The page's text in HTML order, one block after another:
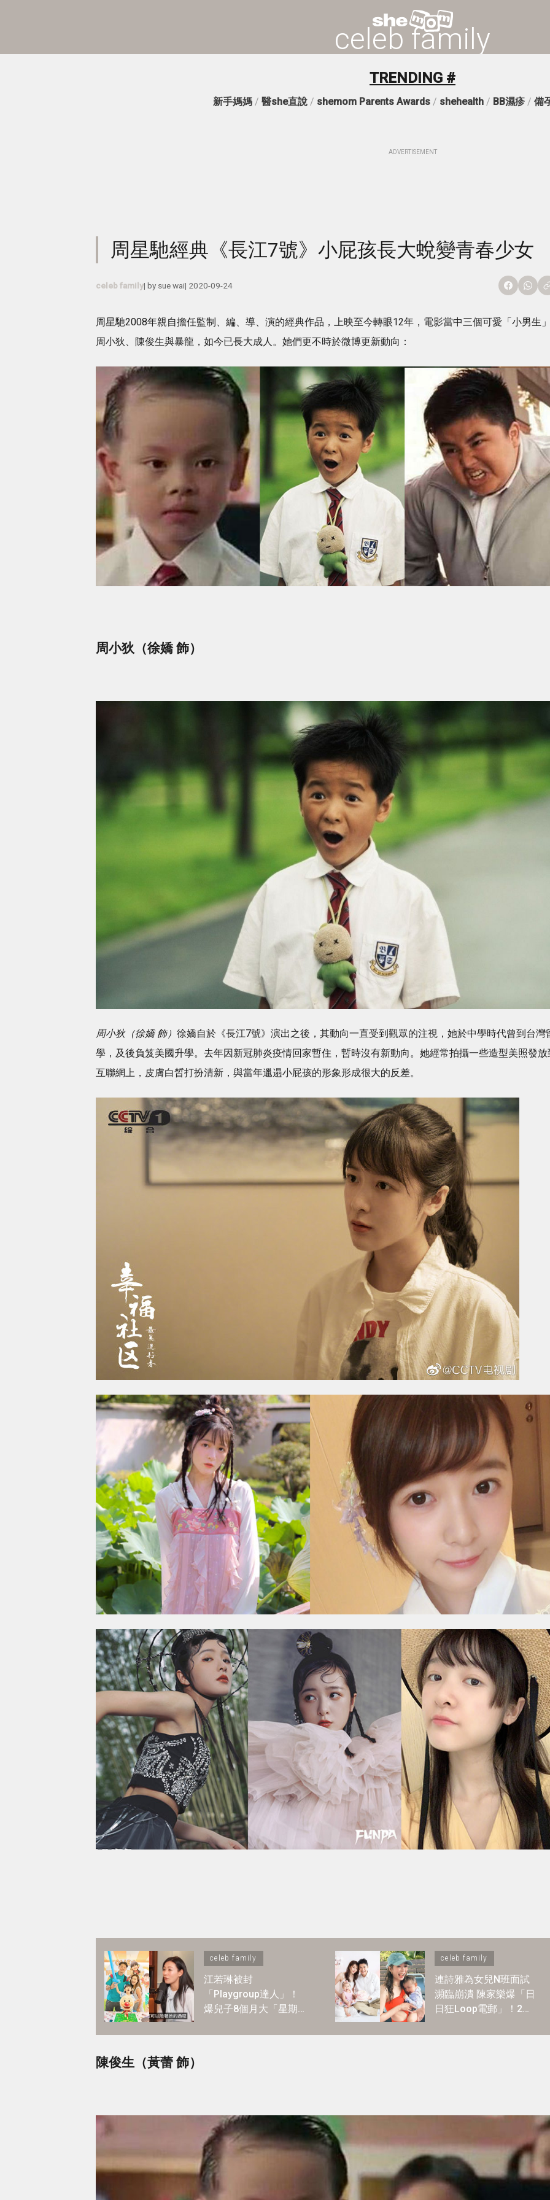
celeb family
TRENDING #
新手媽媽 / 醫she直說 / shemom Parents Awards / shehealth / BB濕疹 / 備
ADVERTISEMENT
周星馳經典《長江7號》小屁孩長大蛻變青春少女
celeb family| by sue wai| 2020-09-24
周星馳2008年親自擔任監制、編、導、演的經典作品，上映至今轉眼12年，電影當中三個可愛「小男生
周小狄、陳俊生與暴龍，如今已長大成人。她們更不時於微博更新動向：
周小狄（徐嬌 飾）
周小狄（徐嬌 飾） 徐嬌自於《長江7號》演出之後，其動向一直受到觀眾的注視，她於中學時代曾到台灣
學，及後負笈美國升學。去年因新冠肺炎疫情回家暫住，暫時沒有新動向。她經常拍攝一些造型美照發放
互聯網上，皮膚白晳打扮清新，與當年邋遢小屁孩的形象形成很大的反差。
celeb family
江若琳被封
「Playgroup達人」！
爆兒子8個月大「星期一
BB必懂6大技能
celeb family
連詩雅為女兒N班面試
瀕臨崩潰 陳家樂爆「日
日狂Loop電郵」！2歲
神準則＋面試必中秘訣
陳俊生（黃蕾 飾）